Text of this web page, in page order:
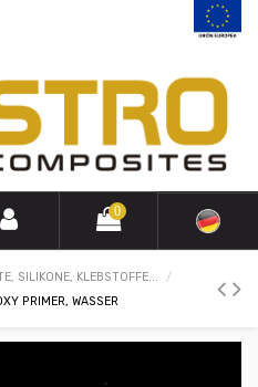
0
SILIKONE, KLEBSTOFFE...
PRIMER, WASSER